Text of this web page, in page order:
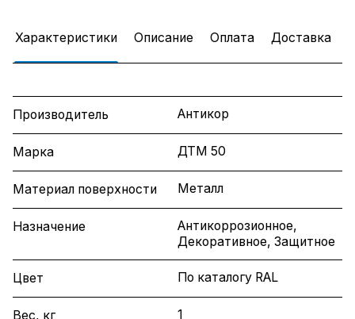
Характеристики Описание Оплата Доставка
Производитель Антикор
Марка ДТМ 50
Материал поверхности Металл
Назначение
Антикоррозионное,
Декоративное, Защитное
Цвет По каталогу RAL
Вес, кг 1